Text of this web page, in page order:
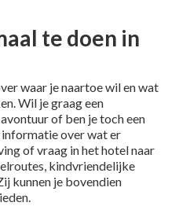
te doen in
waar je naartoe wil en wat
Wil je graag een
of ben je toch een
informatie over wat er
of vraag in het hotel naar
kindvriendelijke
kunnen je bovendien